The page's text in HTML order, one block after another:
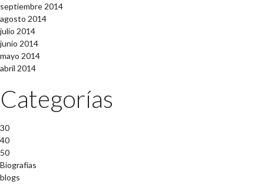
septiembre 2014
agosto 2014
julio 2014
junio 2014
mayo 2014
abril 2014
Categorías
30
40
50
Biografías
blogs